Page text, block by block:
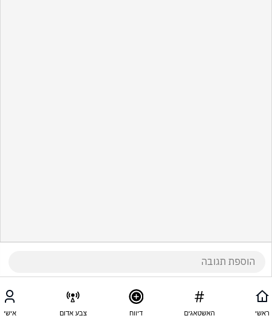
ראשי האשטאגים דיווח צבע אדום אישי